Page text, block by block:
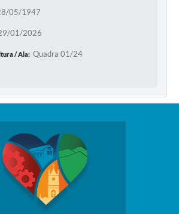
05/1947
01/2026
/ Ala: Quadra 01/24